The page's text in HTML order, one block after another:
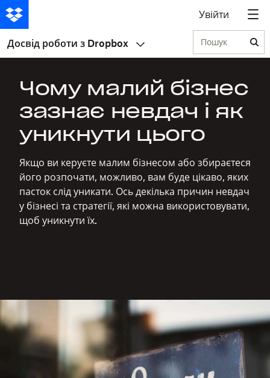
Увійти
Досвід роботи з Dropbox Пошук
Чому малий бізнес
зазнає невдач і як
уникнути цього
Якщо ви керуєте малим бізнесом або збираєтеся
його розпочати, можливо, вам буде цікаво, яких
пасток слід уникати. Ось декілька причин невдач
у бізнесі та стратегії, які можна використовувати,
щоб уникнути їх.